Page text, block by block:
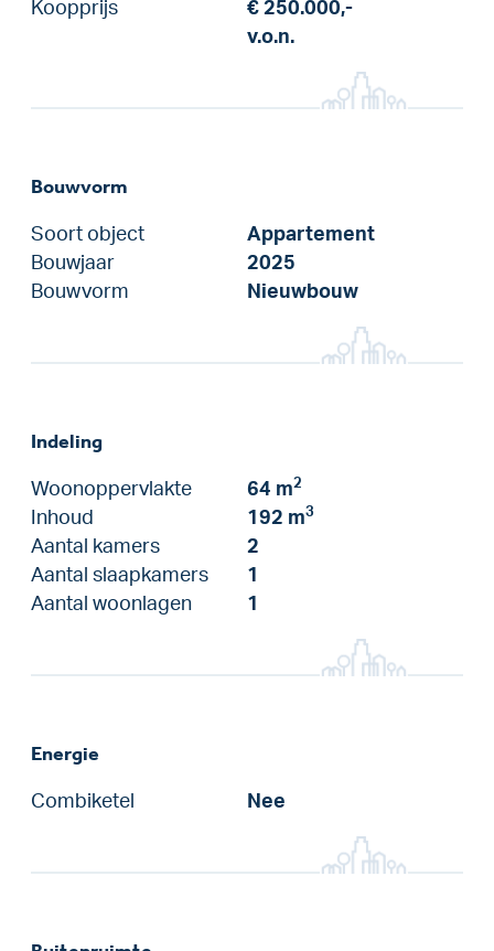
Koopprijs
€ 250.000,-
v.o.n.
Bouwvorm
Soort object
Appartement
Bouwjaar
2025
Bouwvorm
Nieuwbouw
Indeling
Woonoppervlakte 64 m2
Inhoud 192 m3
Aantal kamers
2
Aantal slaapkamers
1
Aantal woonlagen
1
Energie
Combiketel Nee